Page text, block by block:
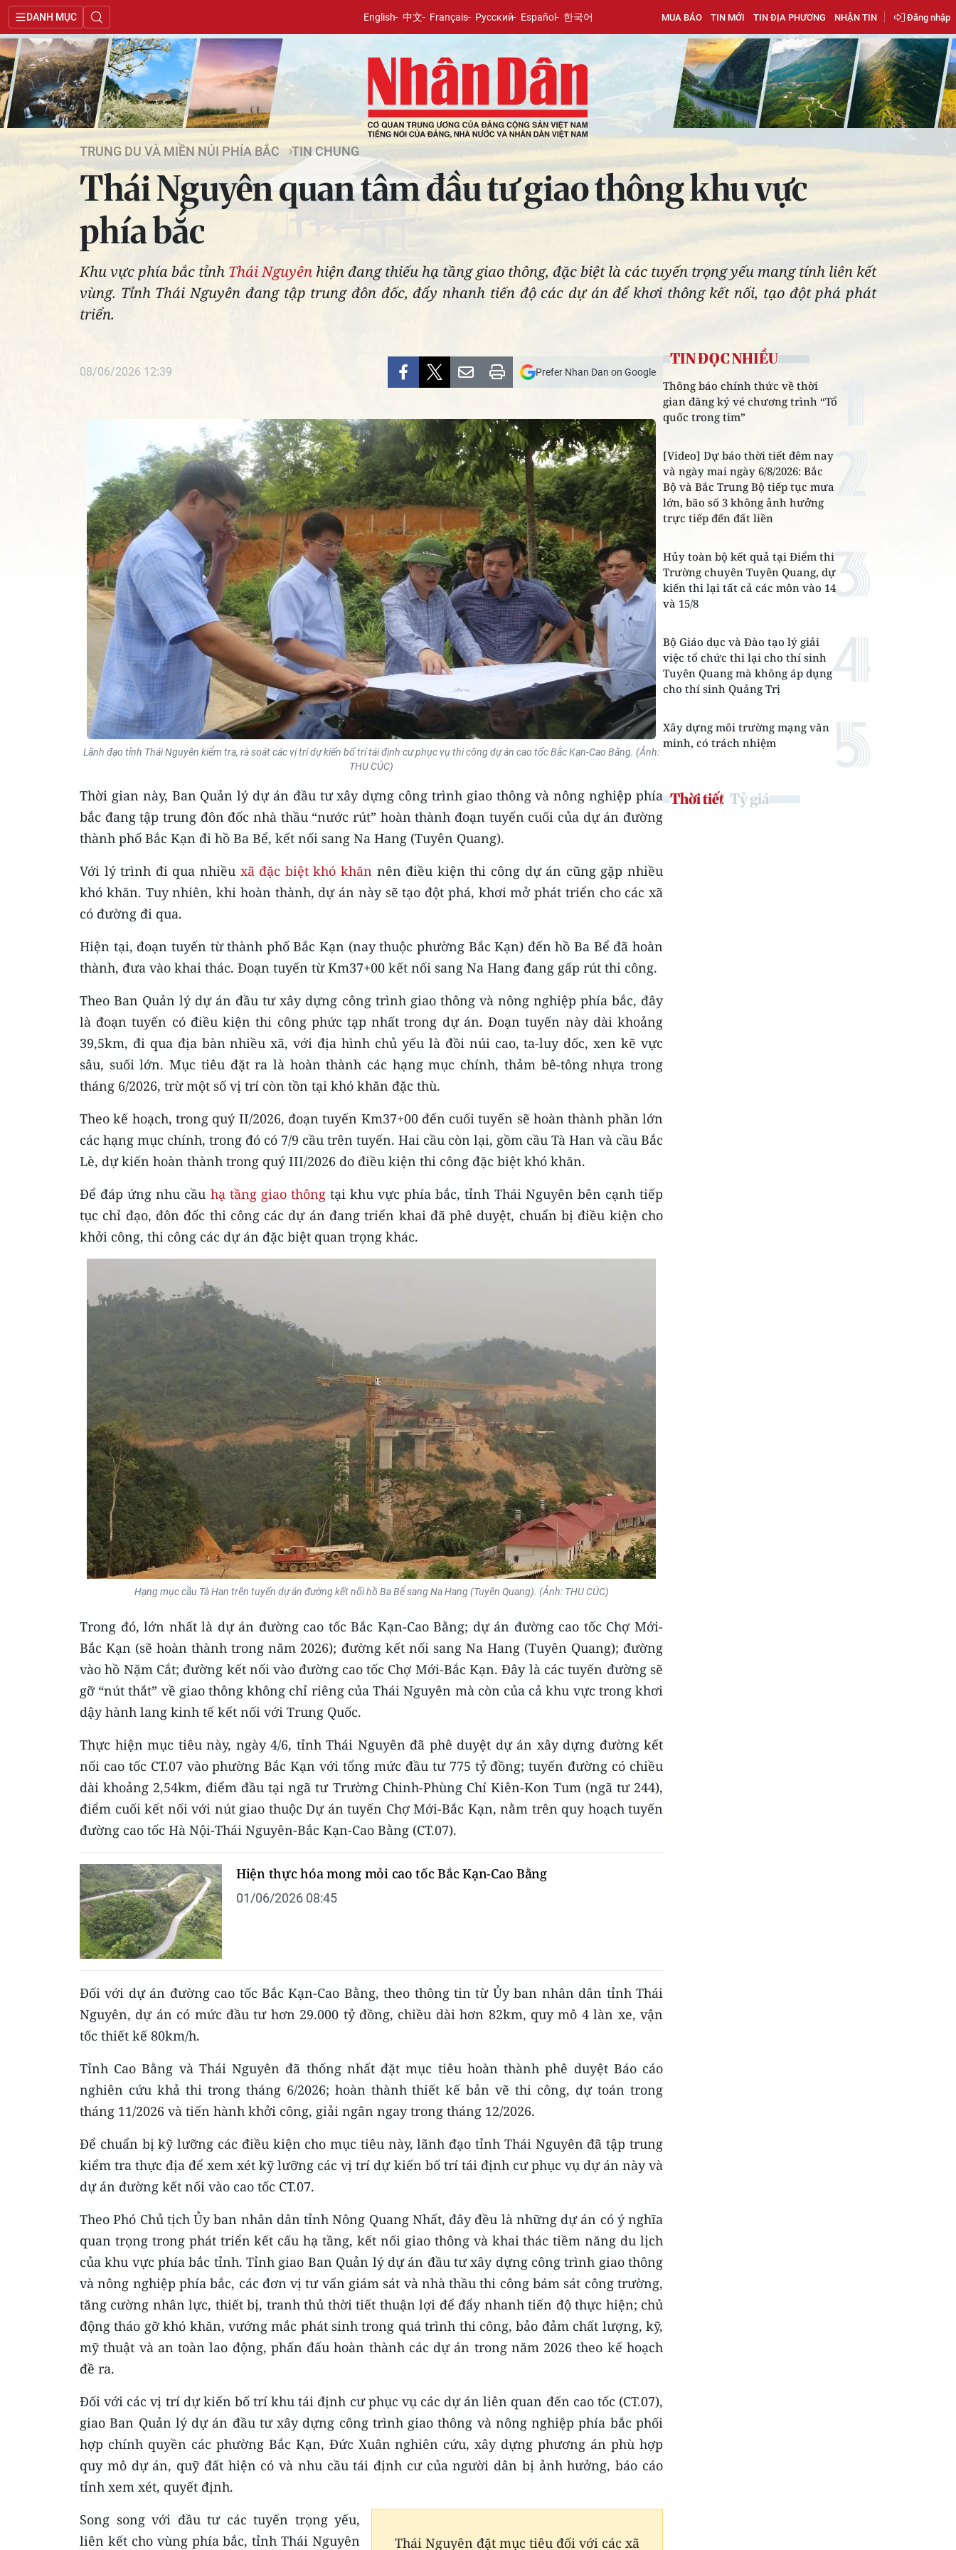
DANH MỤC English 中文 Français Русский Español 한국어 MUA BÁO TIN MỚI TIN ĐỊA PHƯƠNG NHẬN TIN Đăng nhập
TRUNG DU VÀ MIỀN NÚI PHÍA BẮC TIN CHUNG
Thái Nguyên quan tâm đầu tư giao thông khu vực
phía bắc
Khu vực phía bắc tỉnh Thái Nguyên hiện đang thiếu hạ tầng giao thông, đặc biệt là các tuyến trọng yếu mang tính liên kết
vùng. Tỉnh Thái Nguyên đang tập trung đôn đốc, đẩy nhanh tiến độ các dự án để khơi thông kết nối, tạo đột phá phát
triển.
08/06/2026 12:39 Prefer Nhan Dan on Google
Lãnh đạo tỉnh Thái Nguyên kiểm tra, rà soát các vị trí dự kiến bố trí tái định cư phục vụ thi công dự án cao tốc Bắc Kạn-Cao Bằng. (Ảnh:
THU CÚC)
Thời gian này, Ban Quản lý dự án đầu tư xây dựng công trình giao thông và nông nghiệp phía
bắc đang tập trung đôn đốc nhà thầu “nước rút” hoàn thành đoạn tuyến cuối của dự án đường
thành phố Bắc Kạn đi hồ Ba Bể, kết nối sang Na Hang (Tuyên Quang).
Với lý trình đi qua nhiều xã đặc biệt khó khăn nên điều kiện thi công dự án cũng gặp nhiều
khó khăn. Tuy nhiên, khi hoàn thành, dự án này sẽ tạo đột phá, khơi mở phát triển cho các xã
có đường đi qua.
Hiện tại, đoạn tuyến từ thành phố Bắc Kạn (nay thuộc phường Bắc Kạn) đến hồ Ba Bể đã hoàn
thành, đưa vào khai thác. Đoạn tuyến từ Km37+00 kết nối sang Na Hang đang gấp rút thi công.
Theo Ban Quản lý dự án đầu tư xây dựng công trình giao thông và nông nghiệp phía bắc, đây
là đoạn tuyến có điều kiện thi công phức tạp nhất trong dự án. Đoạn tuyến này dài khoảng
39,5km, đi qua địa bàn nhiều xã, với địa hình chủ yếu là đồi núi cao, ta-luy dốc, xen kẽ vực
sâu, suối lớn. Mục tiêu đặt ra là hoàn thành các hạng mục chính, thảm bê-tông nhựa trong
tháng 6/2026, trừ một số vị trí còn tồn tại khó khăn đặc thù.
Theo kế hoạch, trong quý II/2026, đoạn tuyến Km37+00 đến cuối tuyến sẽ hoàn thành phần lớn
các hạng mục chính, trong đó có 7/9 cầu trên tuyến. Hai cầu còn lại, gồm cầu Tà Han và cầu Bắc
Lè, dự kiến hoàn thành trong quý III/2026 do điều kiện thi công đặc biệt khó khăn.
Để đáp ứng nhu cầu hạ tầng giao thôngtại khu vực phía bắc, tỉnh Thái Nguyên bên cạnh tiếp
tục chỉ đạo, đôn đốc thi công các dự án đang triển khai đã phê duyệt, chuẩn bị điều kiện cho
khởi công, thi công các dự án đặc biệt quan trọng khác.
Hạng mục cầu Tà Han trên tuyến dự án đường kết nối hồ Ba Bể sang Na Hang (Tuyên Quang). (Ảnh: THU CÚC)
Trong đó, lớn nhất là dự án đường cao tốc Bắc Kạn-Cao Bằng; dự án đường cao tốc Chợ Mới-
Bắc Kạn (sẽ hoàn thành trong năm 2026); đường kết nối sang Na Hang (Tuyên Quang); đường
vào hồ Nặm Cắt; đường kết nối vào đường cao tốc Chợ Mới-Bắc Kạn. Đây là các tuyến đường sẽ
gỡ “nút thắt” về giao thông không chỉ riêng của Thái Nguyên mà còn của cả khu vực trong khơi
dậy hành lang kinh tế kết nối với Trung Quốc.
Thực hiện mục tiêu này, ngày 4/6, tỉnh Thái Nguyên đã phê duyệt dự án xây dựng đường kết
nối cao tốc CT.07 vào phường Bắc Kạn với tổng mức đầu tư 775 tỷ đồng; tuyến đường có chiều
dài khoảng 2,54km, điểm đầu tại ngã tư Trường Chinh-Phùng Chí Kiên-Kon Tum (ngã tư 244),
điểm cuối kết nối với nút giao thuộc Dự án tuyến Chợ Mới-Bắc Kạn, nằm trên quy hoạch tuyến
đường cao tốc Hà Nội-Thái Nguyên-Bắc Kạn-Cao Bằng (CT.07).
Hiện thực hóa mong mỏi cao tốc Bắc Kạn-Cao Bằng
01/06/2026 08:45
Đối với dự án đường cao tốc Bắc Kạn-Cao Bằng, theo thông tin từ Ủy ban nhân dân tỉnh Thái
Nguyên, dự án có mức đầu tư hơn 29.000 tỷ đồng, chiều dài hơn 82km, quy mô 4 làn xe, vận
tốc thiết kế 80km/h.
Tỉnh Cao Bằng và Thái Nguyên đã thống nhất đặt mục tiêu hoàn thành phê duyệt Báo cáo
nghiên cứu khả thi trong tháng 6/2026; hoàn thành thiết kế bản vẽ thi công, dự toán trong
tháng 11/2026 và tiến hành khởi công, giải ngân ngay trong tháng 12/2026.
Để chuẩn bị kỹ lưỡng các điều kiện cho mục tiêu này, lãnh đạo tỉnh Thái Nguyên đã tập trung
kiểm tra thực địa để xem xét kỹ lưỡng các vị trí dự kiến bố trí tái định cư phục vụ dự án này và
dự án đường kết nối vào cao tốc CT.07.
Theo Phó Chủ tịch Ủy ban nhân dân tỉnh Nông Quang Nhất, đây đều là những dự án có ý nghĩa
quan trọng trong phát triển kết cấu hạ tầng, kết nối giao thông và khai thác tiềm năng du lịch
của khu vực phía bắc tỉnh. Tỉnh giao Ban Quản lý dự án đầu tư xây dựng công trình giao thông
và nông nghiệp phía bắc, các đơn vị tư vấn giám sát và nhà thầu thi công bám sát công trường,
tăng cường nhân lực, thiết bị, tranh thủ thời tiết thuận lợi để đẩy nhanh tiến độ thực hiện; chủ
động tháo gỡ khó khăn, vướng mắc phát sinh trong quá trình thi công, bảo đảm chất lượng, kỹ,
mỹ thuật và an toàn lao động, phấn đấu hoàn thành các dự án trong năm 2026 theo kế hoạch
đề ra.
Đối với các vị trí dự kiến bố trí khu tái định cư phục vụ các dự án liên quan đến cao tốc (CT.07),
giao Ban Quản lý dự án đầu tư xây dựng công trình giao thông và nông nghiệp phía bắc phối
hợp chính quyền các phường Bắc Kạn, Đức Xuân nghiên cứu, xây dựng phương án phù hợp
quy mô dự án, quỹ đất hiện có và nhu cầu tái định cư của người dân bị ảnh hưởng, báo cáo
tỉnh xem xét, quyết định.
Thái Nguyên đặt mục tiêu đối với các xã
Song song với đầu tư các tuyến trọng yếu,
liên kết cho vùng phía bắc, tỉnh Thái Nguyên
TIN ĐỌC NHIỀU
Thông báo chính thức về thời
gian đăng ký vé chương trình “Tổ
quốc trong tim”
[Video] Dự báo thời tiết đêm nay
và ngày mai ngày 6/8/2026: Bắc
Bộ và Bắc Trung Bộ tiếp tục mưa
lớn, bão số 3 không ảnh hưởng
trực tiếp đến đất liền
Hủy toàn bộ kết quả tại Điểm thi
Trường chuyên Tuyên Quang, dự
kiến thi lại tất cả các môn vào 14
và 15/8
Bộ Giáo dục và Đào tạo lý giải
việc tổ chức thi lại cho thí sinh
Tuyên Quang mà không áp dụng
cho thí sinh Quảng Trị
Xây dựng môi trường mạng văn
minh, có trách nhiệm
Thời tiết Tỷ giá